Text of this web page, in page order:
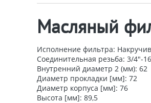
Масляный
Исполнение фильтра:
Соединительная резьба: 3/4"-
Внутренний диаметр 2 (мм): 62
Диаметр прокладки [мм]: 72
Диаметр корпуса [мм]: 76
Высота [мм]: 89,5